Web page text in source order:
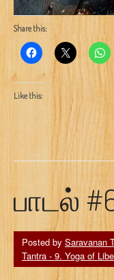
Share this:
Like this:
பாடல்
Posted by Saravanan
Tantra - 9. Yoga of